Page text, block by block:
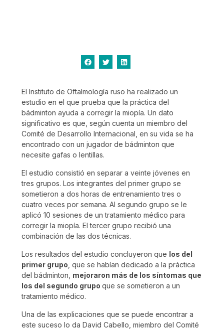
El Instituto de Oftalmología ruso ha realizado un
estudio en el que prueba que la práctica del
bádminton ayuda a corregir la miopía. Un dato
significativo es que, según cuenta un miembro del
Comité de Desarrollo Internacional, en su vida se ha
encontrado con un jugador de bádminton que
necesite gafas o lentillas.
El estudio consistió en separar a veinte jóvenes en
tres grupos. Los integrantes del primer grupo se
sometieron a dos horas de entrenamiento tres o
cuatro veces por semana. Al segundo grupo se le
aplicó 10 sesiones de un tratamiento médico para
corregir la miopía. El tercer grupo recibió una
combinación de las dos técnicas.
Los resultados del estudio concluyeron que los del
primer grupo, que se habían dedicado a la práctica
del bádminton, mejoraron más de los síntomas que
los del segundo grupoque se sometieron a un
tratamiento médico.
Una de las explicaciones que se puede encontrar a
este suceso lo da David Cabello, miembro del Comité